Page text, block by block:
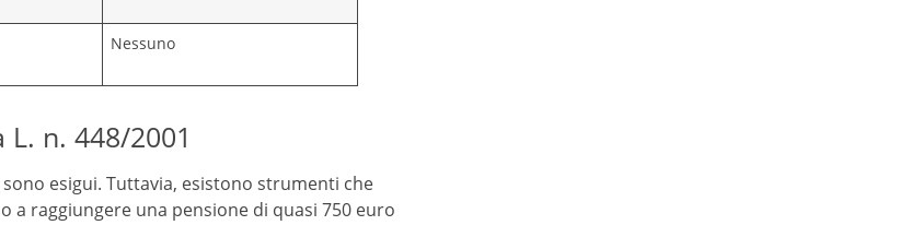
Nessuno
n. 448/2001
esigui. Tuttavia, esistono strumenti che
a raggiungere una pensione di quasi 750 euro